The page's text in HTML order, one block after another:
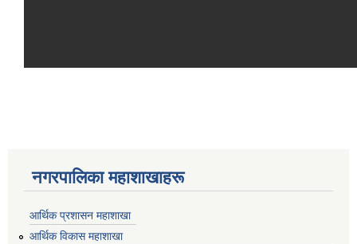
नगरपालिका महाशाखाहरू
आर्थिक प्रशासन महाशाखा
आर्थिक विकास महाशाखा